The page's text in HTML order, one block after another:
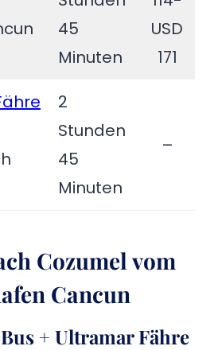
45
Minuten
USD
171
2
Stunden
45
Minuten
–
Cozumel vom
Cancun
+ Ultramar Fähre